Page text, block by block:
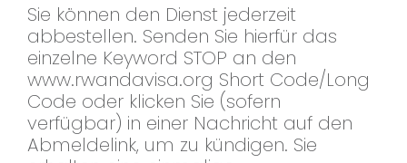
Sie können den Dienst jederzeit
abbestellen. Senden Sie hierfür das
einzelne Keyword STOP an den
www.rwandavisa.org Short Code/Long
Code oder klicken Sie (sofern
verfügbar) in einer Nachricht auf den
Abmeldelink, um zu kündigen. Sie